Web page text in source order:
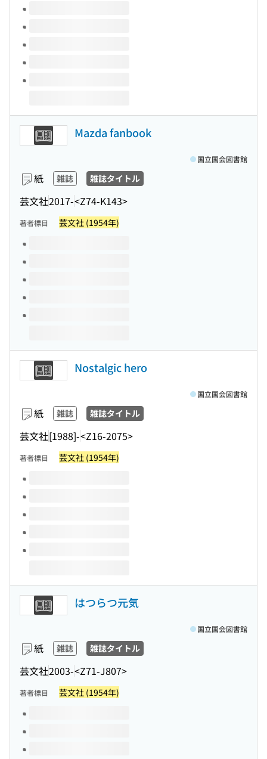
このタイトルの巻号
Mazda fanbook
紙 雑誌 雑誌タイトル
芸文社2017-<Z74-K143>
国立国会図書館
著者標目 芸文社 (1954年)
このタイトルの巻号
Nostalgic hero
紙 雑誌 雑誌タイトル
芸文社[1988]-<Z16-2075>
国立国会図書館
著者標目 芸文社 (1954年)
このタイトルの巻号
はつらつ元気
紙 雑誌 雑誌タイトル
芸文社2003-<Z71-J807>
国立国会図書館
著者標目 芸文社 (1954年)
このタイトルの巻号